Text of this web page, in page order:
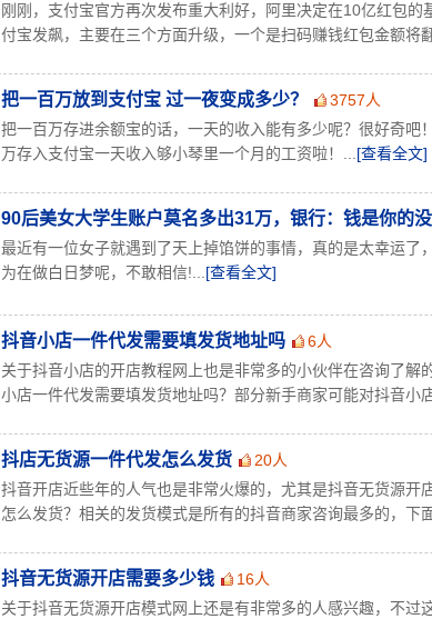
刚刚，支付宝官方再次发布重大利好，阿里决定在10亿红包
付宝发飙，主要在三个方面升级，一个是扫码赚钱红包金额将翻
把一百万放到支付宝 过一夜变成多少？
3757人
把一百万存进余额宝的话，一天的收入能有多少呢？很好奇吧
万存入支付宝一天收入够小琴里一个月的工资啦！... [查看全文]
90后美女大学生账户莫名多出31万，银行：钱是你的
最近有一位女子就遇到了天上掉馅饼的事情，真的是太幸运了
为在做白日梦呢，不敢相信!... [查看全文]
抖音小店一件代发需要填发货地址吗
6人
关于抖音小店的开店教程网上也是非常多的小伙伴在咨询了
小店一件代发需要填发货地址吗？部分新手商家可能对抖音小
抖店无货源一件代发怎么发货
20人
抖音开店近些年的人气也是非常火爆的，尤其是抖音无货源开
怎么发货？相关的发货模式是所有的抖音商家咨询最多的，下
抖音无货源开店需要多少钱
16人
关于抖音无货源开店模式网上还是有非常多的人感兴趣，不